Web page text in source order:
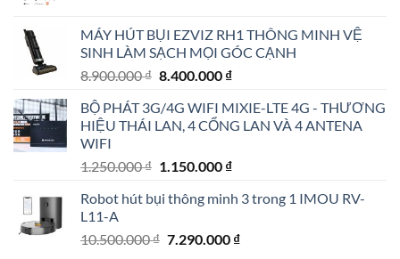
4.790.000 ₫.là:
4.190.000 ₫.
MÁY HÚT BỤI EZVIZ RH1 THÔNG MINH VỆ
SINH LÀM SẠCH MỌI GÓC CẠNH
8.900.000₫ Giá
là:
8.900.000 ₫.
8.400.000 ₫Giá
tại
là:
BỘ PHÁT 3G/4G WIFI MIXIE-LTE 4G - THƯƠNG
HIỆU THÁI LAN, 4 CỔNG LAN VÀ 4 ANTENA
WIFI
1.250.000₫ Giá
là:
1.150.000 ₫Giá
tại
1.150.000 ₫.
Robot hút bụi thông minh 3 trong 1 IMOU RV-
L11-A
10.500.000₫ Giá
7.290.000 ₫Giá